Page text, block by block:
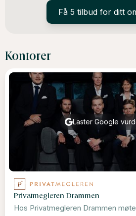
Få 5 tilbud for ditt
Kontorer
Laster Google
Privatmegleren Drammen
Hos Privatmegleren Drammen